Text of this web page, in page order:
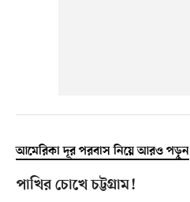
আমেরিকা দূর পরবাস নিয়ে আরও পড়ুন
পাখির চোখে চট্টগ্রাম!